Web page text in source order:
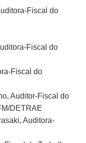
Fiscal do
Fiscal do
Fiscal do
Auditor-Fiscal do
DETRAE
Auditora-